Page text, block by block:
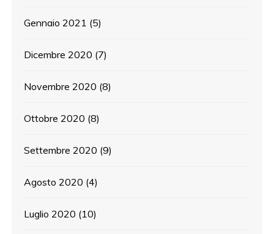
Gennaio 2021 (5)
Dicembre 2020 (7)
Novembre 2020 (8)
Ottobre 2020 (8)
Settembre 2020 (9)
Agosto 2020 (4)
Luglio 2020 (10)